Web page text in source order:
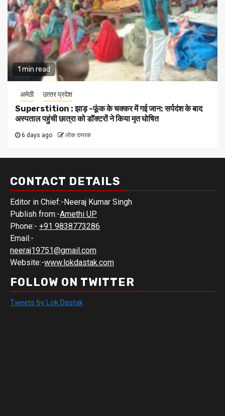
1 min read
अमेठी उत्‍तर प्रदेश
Superstition : झाड़ -फूंक के चक्कर में गई जान: सर्पदंश के बाद
अस्पताल पहुंची छात्रा को डॉक्टरों ने किया मृत घोषित
6 days ago लोक दस्तक
CONTACT DETAILS
Editor in Chief:-Neeraj Kumar Singh
Publish from:-Amethi UP
Phone:- +91 9838773286
Email:-
neeraj19751@gmail.com
Website:-www.lokdastak.com
FOLLOW ON TWITTER
Tweets by Lok Dastak